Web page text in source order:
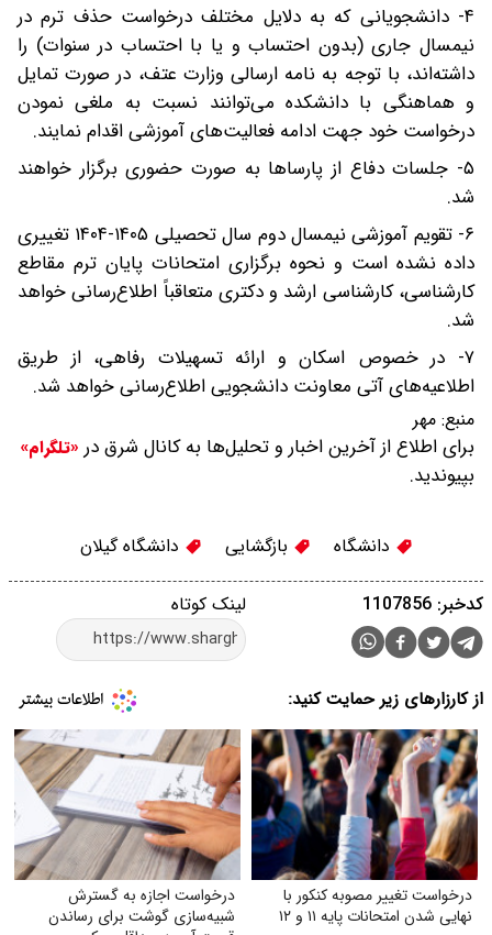
۴- دانشجویانی که به دلایل مختلف درخواست حذف ترم در
نیمسال جاری (بدون احتساب و یا با احتساب در سنوات) را
داشته‌اند، با توجه به نامه ارسالی وزارت عتف، در صورت تمایل
و هماهنگی با دانشکده می‌توانند نسبت به ملغی نمودن
درخواست خود جهت ادامه فعالیت‌های آموزشی اقدام نمایند.
۵- جلسات دفاع از پارساها به صورت حضوری برگزار خواهند
شد.
۶- تقویم آموزشی نیمسال دوم سال تحصیلی ۱۴۰۵-۱۴۰۴ تغییری
داده نشده است و نحوه برگزاری امتحانات پایان ترم مقاطع
کارشناسی، کارشناسی ارشد و دکتری متعاقباً اطلاع‌رسانی خواهد
شد.
۷- در خصوص اسکان و ارائه تسهیلات رفاهی، از طریق
اطلاعیه‌های آتی معاونت دانشجویی اطلاع‌رسانی خواهد شد.
منبع: مهر
برای اطلاع از آخرین اخبار و تحلیل‌ها به کانال شرق در «تلگرام»
بپیوندید.
دانشگاه بازگشایی دانشگاه گیلان
لینک کوتاه کدخبر: 1107856
از کارزارهای زیر حمایت کنید:
درخواست تغییر مصوبه کنکور با
نهایی شدن امتحانات پایه ۱۱ و ۱۲
درخواست اجازه به گسترش
شبیه‌سازی گوشت برای رساندن